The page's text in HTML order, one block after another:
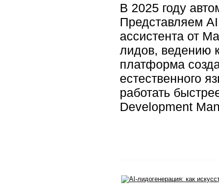
В 2025 году
Представляем
ассистента от
лидов, ведению
платформа
естественного
работать
Development